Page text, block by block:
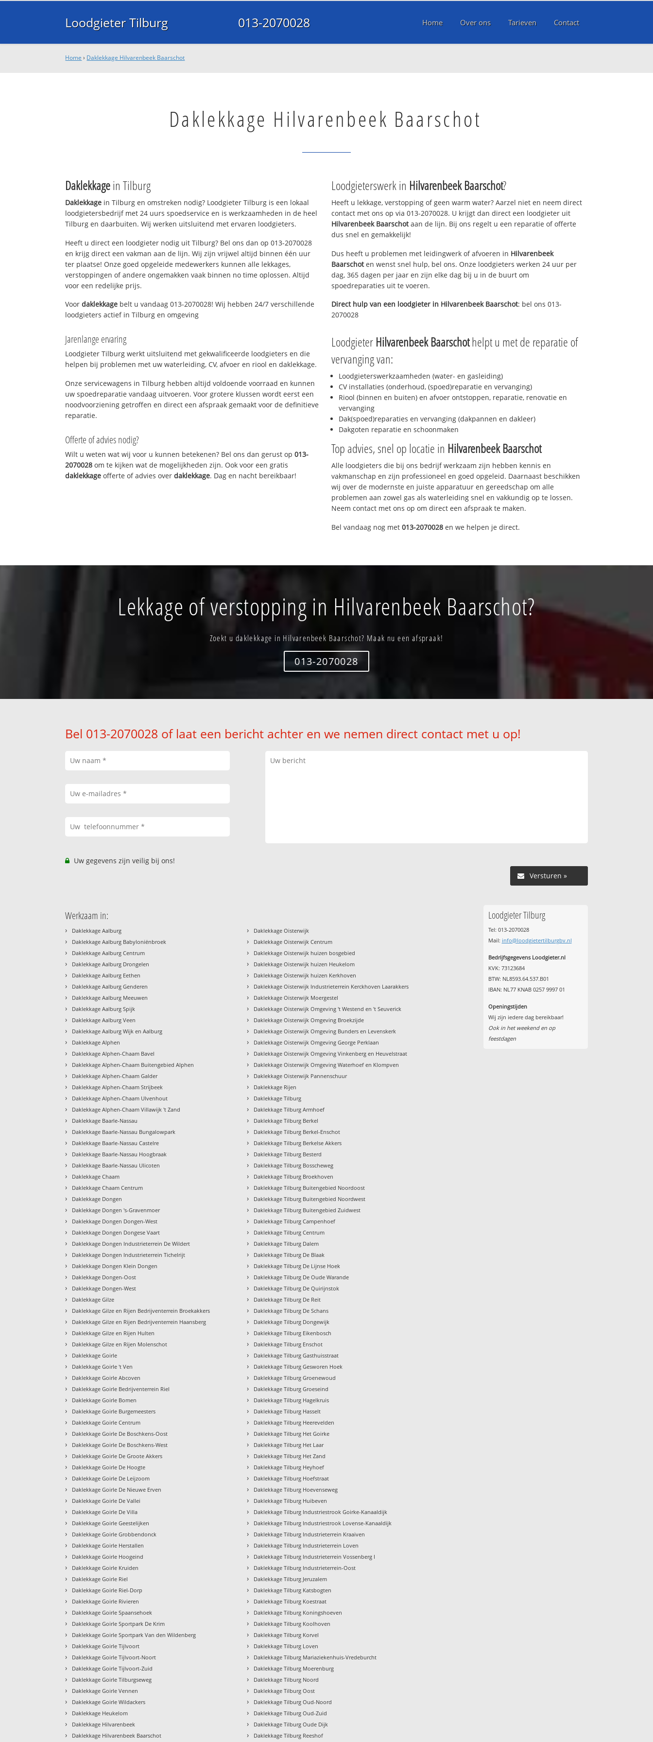
Loodgieter Tilburg 013-2070028 Home Over ons Tarieven Contact
Home › Daklekkage Hilvarenbeek Baarschot
Daklekkage Hilvarenbeek Baarschot
Daklekkagein Tilburg
Daklekkage in Tilburg en omstreken nodig? Loodgieter Tilburg is een lokaal
loodgietersbedrijf met 24 uurs spoedservice en is werkzaamheden in de heel
Tilburg en daarbuiten. Wij werken uitsluitend met ervaren loodgieters.
Heeft u direct een loodgieter nodig uit Tilburg? Bel ons dan op 013-2070028
en krijg direct een vakman aan de lijn. Wij zijn vrijwel altijd binnen één uur
ter plaatse! Onze goed opgeleide medewerkers kunnen alle lekkages,
verstoppingen of andere ongemakken vaak binnen no time oplossen. Altijd
voor een redelijke prijs.
Voordaklekkage belt u vandaag 013-2070028! Wij hebben 24/7 verschillende
loodgieters actief in Tilburg en omgeving
Jarenlange ervaring
Loodgieter Tilburg werkt uitsluitend met gekwalificeerde loodgieters en die
helpen bij problemen met uw waterleiding, CV, afvoer en riool en daklekkage.
Onze servicewagens in Tilburg hebben altijd voldoende voorraad en kunnen
uw spoedreparatie vandaag uitvoeren. Voor grotere klussen wordt eerst een
noodvoorziening getroffen en direct een afspraak gemaakt voor de definitieve
reparatie.
Offerte of advies nodig?
Wilt u weten wat wij voor u kunnen betekenen? Bel ons dan gerust op013-
2070028 om te kijken wat de mogelijkheden zijn. Ook voor een gratis
daklekkage offerte of advies overdaklekkage. Dag en nacht bereikbaar!
Loodgieterswerk in Hilvarenbeek Baarschot?
Heeft u lekkage, verstopping of geen warm water? Aarzel niet en neem direct
contact met ons op via 013-2070028. U krijgt dan direct een loodgieter uit
Hilvarenbeek Baarschotaan de lijn. Bij ons regelt u een reparatie of offerte
dus snel en gemakkelijk!
Dus heeft u problemen met leidingwerk of afvoeren in Hilvarenbeek
Baarschoten wenst snel hulp, bel ons. Onze loodgieters werken 24 uur per
dag, 365 dagen per jaar en zijn elke dag bij u in de buurt om
spoedreparaties uit te voeren.
Direct hulp van een loodgieter in Hilvarenbeek Baarschot: bel ons 013-
2070028
Loodgieter Hilvarenbeek Baarschothelpt u met de reparatie of
vervanging van:
Loodgieterswerkzaamheden (water- en gasleiding)
CV installaties (onderhoud, (spoed)reparatie en vervanging)
Riool (binnen en buiten) en afvoer ontstoppen, reparatie, renovatie en
vervanging
Dak(spoed)reparaties en vervanging (dakpannen en dakleer)
Dakgoten reparatie en schoonmaken
Top advies, snel op locatie in Hilvarenbeek Baarschot
Alle loodgieters die bij ons bedrijf werkzaam zijn hebben kennis en
vakmanschap en zijn professioneel en goed opgeleid. Daarnaast beschikken
wij over de modernste en juiste apparatuur en gereedschap om alle
problemen aan zowel gas als waterleiding snel en vakkundig op te lossen.
Neem contact met ons op om direct een afspraak te maken.
Bel vandaag nog met 013-2070028 en we helpen je direct.
Lekkage of verstopping in Hilvarenbeek Baarschot?
Zoekt u daklekkage in Hilvarenbeek Baarschot? Maak nu een afspraak!
013-2070028
Bel 013-2070028 of laat een bericht achter en we nemen direct contact met u op!
Uw gegevens zijn veilig bij ons!
Versturen »
Werkzaam in:
› Daklekkage Aalburg
› Daklekkage Aalburg Babyloniënbroek
› Daklekkage Aalburg Centrum
› Daklekkage Aalburg Drongelen
› Daklekkage Aalburg Eethen
› Daklekkage Aalburg Genderen
› Daklekkage Aalburg Meeuwen
› Daklekkage Aalburg Spijk
› Daklekkage Aalburg Veen
› Daklekkage Aalburg Wijk en Aalburg
› Daklekkage Alphen
› Daklekkage Alphen-Chaam Bavel
› Daklekkage Alphen-Chaam Buitengebied Alphen
› Daklekkage Alphen-Chaam Galder
› Daklekkage Alphen-Chaam Strijbeek
› Daklekkage Alphen-Chaam Ulvenhout
› Daklekkage Alphen-Chaam Villawijk 't Zand
› Daklekkage Baarle-Nassau
› Daklekkage Baarle-Nassau Bungalowpark
› Daklekkage Baarle-Nassau Castelre
› Daklekkage Baarle-Nassau Hoogbraak
› Daklekkage Baarle-Nassau Ulicoten
› Daklekkage Chaam
› Daklekkage Chaam Centrum
› Daklekkage Dongen
› Daklekkage Dongen 's-Gravenmoer
› Daklekkage Dongen Dongen-West
› Daklekkage Dongen Dongese Vaart
› Daklekkage Dongen Industrieterrein De Wildert
› Daklekkage Dongen Industrieterrein Tichelrijt
› Daklekkage Dongen Klein Dongen
› Daklekkage Dongen-Oost
› Daklekkage Dongen-West
› Daklekkage Gilze
› Daklekkage Gilze en Rijen Bedrijventerrein Broekakkers
› Daklekkage Gilze en Rijen Bedrijventerrein Haansberg
› Daklekkage Gilze en Rijen Hulten
› Daklekkage Gilze en Rijen Molenschot
› Daklekkage Goirle
› Daklekkage Goirle 't Ven
› Daklekkage Goirle Abcoven
› Daklekkage Goirle Bedrijventerrein Riel
› Daklekkage Goirle Bomen
› Daklekkage Goirle Burgemeesters
› Daklekkage Goirle Centrum
› Daklekkage Goirle De Boschkens-Oost
› Daklekkage Goirle De Boschkens-West
› Daklekkage Goirle De Groote Akkers
› Daklekkage Goirle De Hoogte
› Daklekkage Goirle De Leijzoom
› Daklekkage Goirle De Nieuwe Erven
› Daklekkage Goirle De Vallei
› Daklekkage Goirle De Villa
› Daklekkage Goirle Geestelijken
› Daklekkage Goirle Grobbendonck
› Daklekkage Goirle Herstallen
› Daklekkage Goirle Hoogeind
› Daklekkage Goirle Kruiden
› Daklekkage Goirle Riel
› Daklekkage Goirle Riel-Dorp
› Daklekkage Goirle Rivieren
› Daklekkage Goirle Spaansehoek
› Daklekkage Goirle Sportpark De Krim
› Daklekkage Goirle Sportpark Van den Wildenberg
› Daklekkage Goirle Tijlvoort
› Daklekkage Goirle Tijlvoort-Noort
› Daklekkage Goirle Tijlvoort-Zuid
› Daklekkage Goirle Tilburgseweg
› Daklekkage Goirle Vennen
› Daklekkage Goirle Wildackers
› Daklekkage Heukelom
› Daklekkage Hilvarenbeek
› Daklekkage Hilvarenbeek Baarschot
› Daklekkage Oisterwijk
› Daklekkage Oisterwijk Centrum
› Daklekkage Oisterwijk huizen bosgebied
› Daklekkage Oisterwijk huizen Heukelom
› Daklekkage Oisterwijk huizen Kerkhoven
› Daklekkage Oisterwijk Industrieterrein Kerckhoven Laarakkers
› Daklekkage Oisterwijk Moergestel
› Daklekkage Oisterwijk Omgeving 't Westend en 't Seuverick
› Daklekkage Oisterwijk Omgeving Broekzijde
› Daklekkage Oisterwijk Omgeving Bunders en Levenskerk
› Daklekkage Oisterwijk Omgeving George Perklaan
› Daklekkage Oisterwijk Omgeving Vinkenberg en Heuvelstraat
› Daklekkage Oisterwijk Omgeving Waterhoef en Klompven
› Daklekkage Oisterwijk Pannenschuur
› Daklekkage Rijen
› Daklekkage Tilburg
› Daklekkage Tilburg Armhoef
› Daklekkage Tilburg Berkel
› Daklekkage Tilburg Berkel-Enschot
› Daklekkage Tilburg Berkelse Akkers
› Daklekkage Tilburg Besterd
› Daklekkage Tilburg Bosscheweg
› Daklekkage Tilburg Broekhoven
› Daklekkage Tilburg Buitengebied Noordoost
› Daklekkage Tilburg Buitengebied Noordwest
› Daklekkage Tilburg Buitengebied Zuidwest
› Daklekkage Tilburg Campenhoef
› Daklekkage Tilburg Centrum
› Daklekkage Tilburg Dalem
› Daklekkage Tilburg De Blaak
› Daklekkage Tilburg De Lijnse Hoek
› Daklekkage Tilburg De Oude Warande
› Daklekkage Tilburg De Quirijnstok
› Daklekkage Tilburg De Reit
› Daklekkage Tilburg De Schans
› Daklekkage Tilburg Dongewijk
› Daklekkage Tilburg Eikenbosch
› Daklekkage Tilburg Enschot
› Daklekkage Tilburg Gasthuisstraat
› Daklekkage Tilburg Gesworen Hoek
› Daklekkage Tilburg Groenewoud
› Daklekkage Tilburg Groeseind
› Daklekkage Tilburg Hagelkruis
› Daklekkage Tilburg Hasselt
› Daklekkage Tilburg Heerevelden
› Daklekkage Tilburg Het Goirke
› Daklekkage Tilburg Het Laar
› Daklekkage Tilburg Het Zand
› Daklekkage Tilburg Heyhoef
› Daklekkage Tilburg Hoefstraat
› Daklekkage Tilburg Hoevenseweg
› Daklekkage Tilburg Huibeven
› Daklekkage Tilburg Industriestrook Goirke-Kanaaldijk
› Daklekkage Tilburg Industriestrook Lovense-Kanaaldijk
› Daklekkage Tilburg Industrieterrein Kraaiven
› Daklekkage Tilburg Industrieterrein Loven
› Daklekkage Tilburg Industrieterrein Vossenberg I
› Daklekkage Tilburg Industrieterrein-Oost
› Daklekkage Tilburg Jeruzalem
› Daklekkage Tilburg Katsbogten
› Daklekkage Tilburg Koestraat
› Daklekkage Tilburg Koningshoeven
› Daklekkage Tilburg Koolhoven
› Daklekkage Tilburg Korvel
› Daklekkage Tilburg Loven
› Daklekkage Tilburg Mariaziekenhuis-Vredeburcht
› Daklekkage Tilburg Moerenburg
› Daklekkage Tilburg Noord
› Daklekkage Tilburg Oost
› Daklekkage Tilburg Oud-Noord
› Daklekkage Tilburg Oud-Zuid
› Daklekkage Tilburg Oude Dijk
› Daklekkage Tilburg Reeshof
Loodgieter Tilburg
Tel: 013-2070028
Mail: info@loodgietertilburgbv.nl
Bedrijfsgegevens Loodgieter.nl
KVK: 73123684
BTW: NL8593.64.537.B01
IBAN: NL77 KNAB 0257 9997 01
Openingstijden
Wij zijn iedere dag bereikbaar!
Ook in het weekend en op
feestdagen